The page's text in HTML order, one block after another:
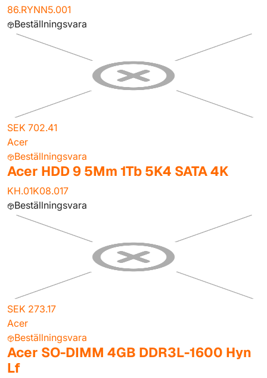
86.RYNN5.001
Beställningsvara
SEK 702.41
Acer
Beställningsvara
Acer HDD 9 5Mm 1Tb 5K4 SATA 4K
KH.01K08.017
Beställningsvara
SEK 273.17
Acer
Beställningsvara
Acer SO-DIMM 4GB DDR3L-1600 Hyn
Lf